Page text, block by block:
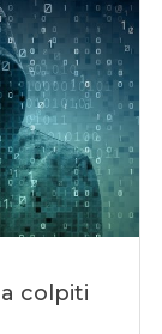
colpiti